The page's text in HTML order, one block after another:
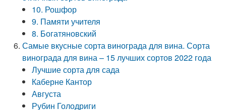
10. Рошфор
9. Памяти учителя
8. Богатяновский
Самые вкусные сорта винограда для вина. Сорта
винограда для вина – 15 лучших сортов 2022 года
Лучшие сорта для сада
Каберне Кантор
Августа
Рубин Голодриги